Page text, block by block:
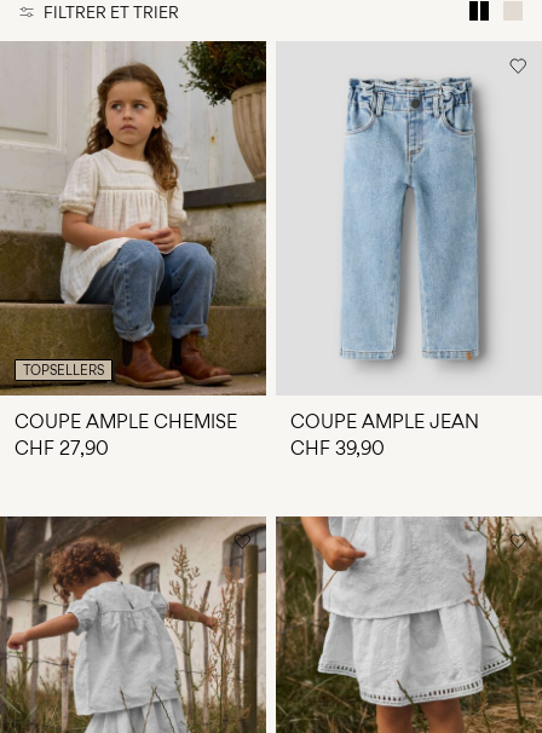
FILTRER ET TRIER
TOPSELLERS
COUPE AMPLE CHEMISE
CHF 27,90
COUPE AMPLE JEAN
CHF 39,90